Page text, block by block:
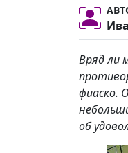
Вряд ли
фиаско.
об